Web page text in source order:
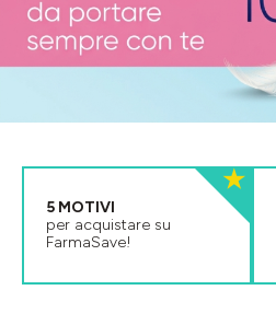
5 MOTIVI
per acquistare su
FarmaSave!